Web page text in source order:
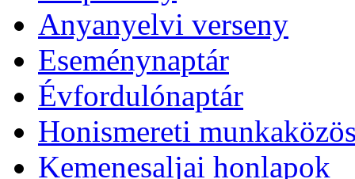
Anyanyelvi verseny
Eseménynaptár
Évfordulónaptár
Honismereti
Kemenesaljai honlapok